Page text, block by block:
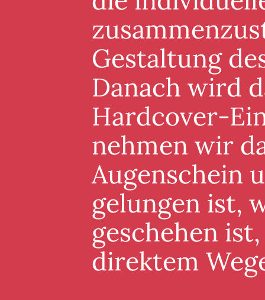
Gestaltung
Danach wird
Hardcover-
nehmen wir
Augenschein
gelungen ist,
geschehen
direktem